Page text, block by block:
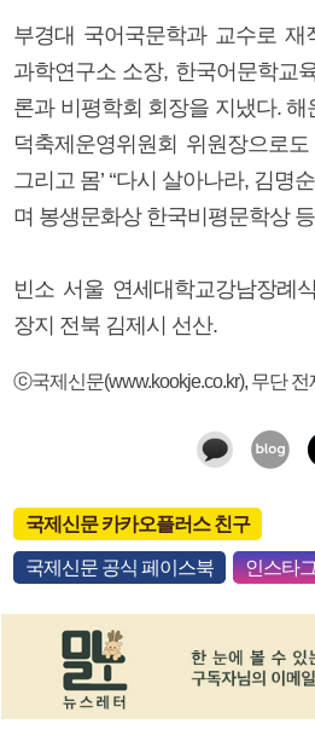
부경대 국어국문학과 교수로 재
과학연구소 소장, 한국어문학교
론과 비평학회 회장을 지냈다. 해
덕축제운영위원회 위원장으로
그리고 몸’ ‘‘다시 살아나라, 김명
며 봉생문화상 한국비평문학상
빈소 서울 연세대학교강남장례
장지 전북 김제시 선산.
ⓒ국제신문(www.kookje.co.kr), 무단 전
국제신문 카카오플러스 친구
국제신문 공식 페이스북 인스타